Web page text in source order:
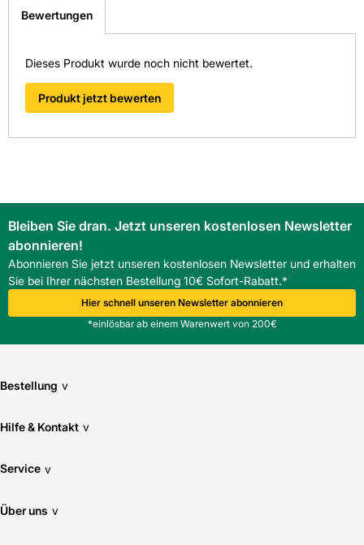
Optik: Holz
Verwendung Wand: Ja
> Fragen zum Produkt
Fliesen-Kemmler Ettlingen
Fliesen-Kemmler Heilbronn
Fliesen-Kemmler Metzingen
Fliesen-Kemmler Münsingen
Überzeugen Sie sich von unseren Qualitätsfliesen direkt vor
Ort. Finden Sie hier Ihre nächste Kemmler
Fliesenausstellung.
> Zu unseren Niederlassungen
Bewertungen
Dieses Produkt wurde noch nicht bewertet.
Produkt jetzt bewerten
Bleiben Sie dran. Jetzt unseren kostenlosen Newsletter
abonnieren!
Abonnieren Sie jetzt unseren kostenlosen Newsletter und erhalten
Sie bei Ihrer nächsten Bestellung 10€ Sofort-Rabatt.*
Hier schnell unseren Newsletter abonnieren
*einlösbar ab einem Warenwert von 200€
Bestellung v
Hilfe & Kontakt v
Service v
Über uns v